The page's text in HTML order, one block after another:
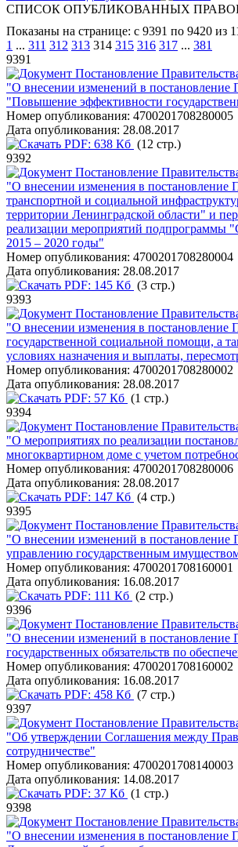
СПИСОК ОПУБЛИКОВАННЫХ
Показаны на странице: с 9391 по 9420 из
1 ... 311 312 313 314 315 316 317 ... 381
9391
Постановление
"О внесении изменений в постановление
"Повышение эффективности
Номер опубликования: 4700201708280005
Дата опубликования: 28.08.2017
PDF: 638 Кб (12 стр.)
9392
Постановление
"О внесении изменения в постановление
транспортной и социальной
территории Ленинградской области" и
реализации мероприятий подпрограммы
2015 – 2020 годы"
Номер опубликования: 4700201708280004
Дата опубликования: 28.08.2017
PDF: 145 Кб (3 стр.)
9393
Постановление
"О внесении изменения в постановление
государственной социальной помощи, а
условиях назначения и выплаты,
Номер опубликования: 4700201708280002
Дата опубликования: 28.08.2017
PDF: 57 Кб (1 стр.)
9394
Постановление
"О мероприятиях по реализации
многоквартирном доме с учетом
Номер опубликования: 4700201708280006
Дата опубликования: 28.08.2017
PDF: 147 Кб (4 стр.)
9395
Постановление
"О внесении изменений в постановление
управлению государственным
Номер опубликования: 4700201708160001
Дата опубликования: 16.08.2017
PDF: 111 Кб (2 стр.)
9396
Постановление
"О внесении изменений в постановление
государственных обязательств по
Номер опубликования: 4700201708160002
Дата опубликования: 16.08.2017
PDF: 458 Кб (7 стр.)
9397
Постановление
"Об утверждении Соглашения между
сотрудничестве"
Номер опубликования: 4700201708140003
Дата опубликования: 14.08.2017
PDF: 37 Кб (1 стр.)
9398
Постановление
"О внесении изменения в постановление